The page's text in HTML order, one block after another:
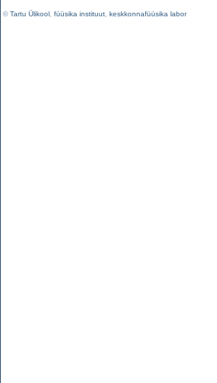
©Tartu Ülikool füüsika instituut keskkonnafüüsika labor